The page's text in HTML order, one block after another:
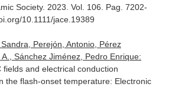
Society. 2023. Vol. 106. Pag. 7202-
10.1111/jace.19389
Perejón, Antonio, Pérez
Sánchez Jiménez, Pedro Enrique:
fields and electrical conduction
the flash-onset temperature: Electronic